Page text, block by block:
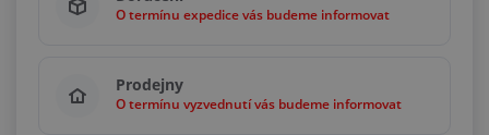
O termínu expedice vás budeme informovat
Prodejny
O termínu vyzvednutí vás budeme informovat